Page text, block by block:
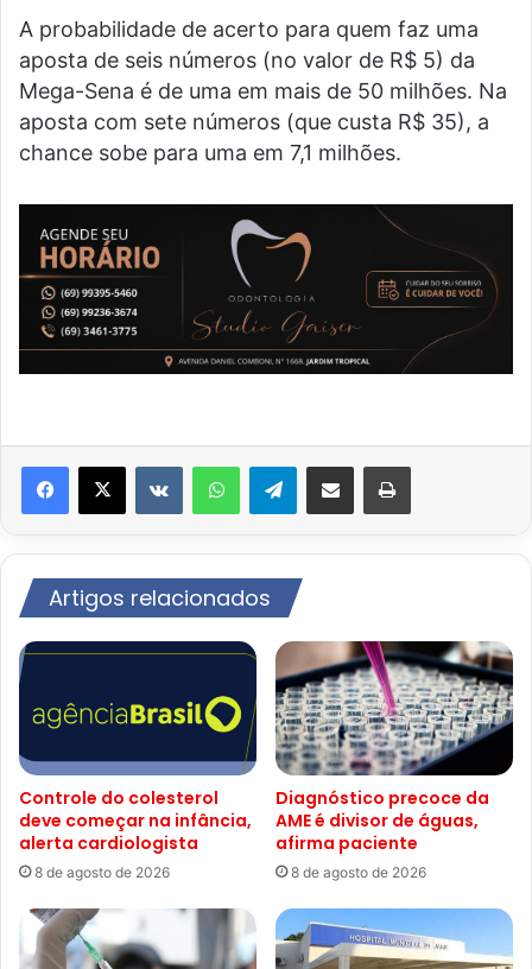
A probabilidade de acerto para quem faz uma
aposta de seis números (no valor de R$ 5) da
Mega-Sena é de uma em mais de 50 milhões. Na
aposta com sete números (que custa R$ 35), a
chance sobe para uma em 7,1 milhões.
VK WhatsAppTelegramCompartilhar via e-mail Imprimir
Artigos relacionados
Controle do colesterol
deve começar na infância,
alerta cardiologista
8 de agosto de 2026
Diagnóstico precoce da
AME é divisor de águas,
afirma paciente
8 de agosto de 2026